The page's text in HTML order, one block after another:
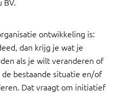
ontwikkeling is:
dan krijg je wat je
als je wilt veranderen of
bestaande situatie en/of
Dat vraagt om initiatief